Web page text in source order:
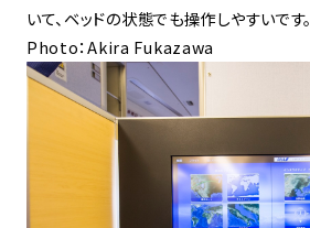
いて、ベッドの状態でも操作しやすいです。
Photo：Akira Fukazawa